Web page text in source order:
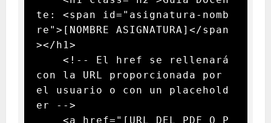
te: <span id="asignatura-nomb
re">[NOMBRE ASIGNATURA]</span
></h1>
con la URL proporcionada por
el usuario o con un placehold
er -->